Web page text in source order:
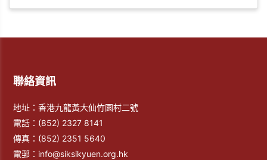
聯絡資訊
地址：香港九龍黃大仙竹園村二號
電話： (852) 2327 8141
傳真： (852) 2351 5640
電郵： info@siksikyuen.org.hk